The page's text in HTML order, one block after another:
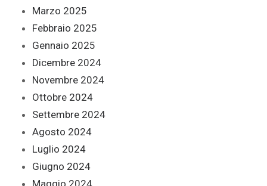
Marzo 2025
Febbraio 2025
Gennaio 2025
Dicembre 2024
Novembre 2024
Ottobre 2024
Settembre 2024
Agosto 2024
Luglio 2024
Giugno 2024
Maggio 2024